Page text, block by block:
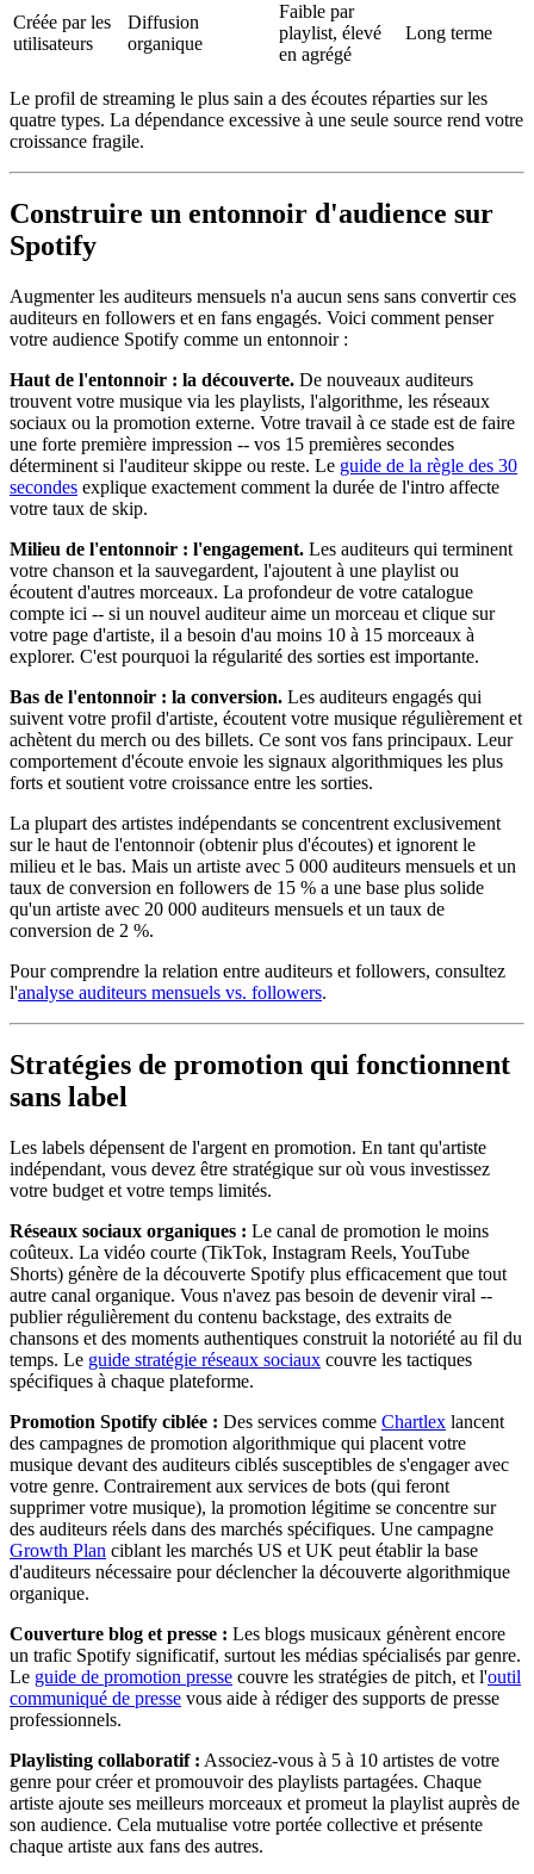
Créée par les
utilisateurs
Diffusion
organique
Faible par
playlist, élevé
en agrégé
Long terme
Le profil de streaming le plus sain a des écoutes réparties sur les
quatre types. La dépendance excessive à une seule source rend votre
croissance fragile.
Construire un entonnoir d'audience sur
Spotify
Augmenter les auditeurs mensuels n'a aucun sens sans convertir ces
auditeurs en followers et en fans engagés. Voici comment penser
votre audience Spotify comme un entonnoir :
Haut de l'entonnoir : la découverte. De nouveaux auditeurs
trouvent votre musique via les playlists, l'algorithme, les réseaux
sociaux ou la promotion externe. Votre travail à ce stade est de faire
une forte première impression -- vos 15 premières secondes
déterminent si l'auditeur skippe ou reste. Le guide de la règle des 30
secondes explique exactement comment la durée de l'intro affecte
votre taux de skip.
Milieu de l'entonnoir : l'engagement. Les auditeurs qui terminent
votre chanson et la sauvegardent, l'ajoutent à une playlist ou
écoutent d'autres morceaux. La profondeur de votre catalogue
compte ici -- si un nouvel auditeur aime un morceau et clique sur
votre page d'artiste, il a besoin d'au moins 10 à 15 morceaux à
explorer. C'est pourquoi la régularité des sorties est importante.
Bas de l'entonnoir : la conversion. Les auditeurs engagés qui
suivent votre profil d'artiste, écoutent votre musique régulièrement et
achètent du merch ou des billets. Ce sont vos fans principaux. Leur
comportement d'écoute envoie les signaux algorithmiques les plus
forts et soutient votre croissance entre les sorties.
La plupart des artistes indépendants se concentrent exclusivement
sur le haut de l'entonnoir (obtenir plus d'écoutes) et ignorent le
milieu et le bas. Mais un artiste avec 5 000 auditeurs mensuels et un
taux de conversion en followers de 15 % a une base plus solide
qu'un artiste avec 20 000 auditeurs mensuels et un taux de
conversion de 2 %.
Pour comprendre la relation entre auditeurs et followers, consultez
l'analyse auditeurs mensuels vs. followers.
Stratégies de promotion qui fonctionnent
sans label
Les labels dépensent de l'argent en promotion. En tant qu'artiste
indépendant, vous devez être stratégique sur où vous investissez
votre budget et votre temps limités.
Réseaux sociaux organiques : Le canal de promotion le moins
coûteux. La vidéo courte (TikTok, Instagram Reels, YouTube
Shorts) génère de la découverte Spotify plus efficacement que tout
autre canal organique. Vous n'avez pas besoin de devenir viral --
publier régulièrement du contenu backstage, des extraits de
chansons et des moments authentiques construit la notoriété au fil du
temps. Le guide stratégie réseaux sociaux couvre les tactiques
spécifiques à chaque plateforme.
Promotion Spotify ciblée : Des services comme Chartlex lancent
des campagnes de promotion algorithmique qui placent votre
musique devant des auditeurs ciblés susceptibles de s'engager avec
votre genre. Contrairement aux services de bots (qui feront
supprimer votre musique), la promotion légitime se concentre sur
des auditeurs réels dans des marchés spécifiques. Une campagne
Growth Plan ciblant les marchés US et UK peut établir la base
d'auditeurs nécessaire pour déclencher la découverte algorithmique
organique.
Couverture blog et presse : Les blogs musicaux génèrent encore
un trafic Spotify significatif, surtout les médias spécialisés par genre.
Le guide de promotion presse couvre les stratégies de pitch, et l'outil
communiqué de presse vous aide à rédiger des supports de presse
professionnels.
Playlisting collaboratif : Associez-vous à 5 à 10 artistes de votre
genre pour créer et promouvoir des playlists partagées. Chaque
artiste ajoute ses meilleurs morceaux et promeut la playlist auprès de
son audience. Cela mutualise votre portée collective et présente
chaque artiste aux fans des autres.